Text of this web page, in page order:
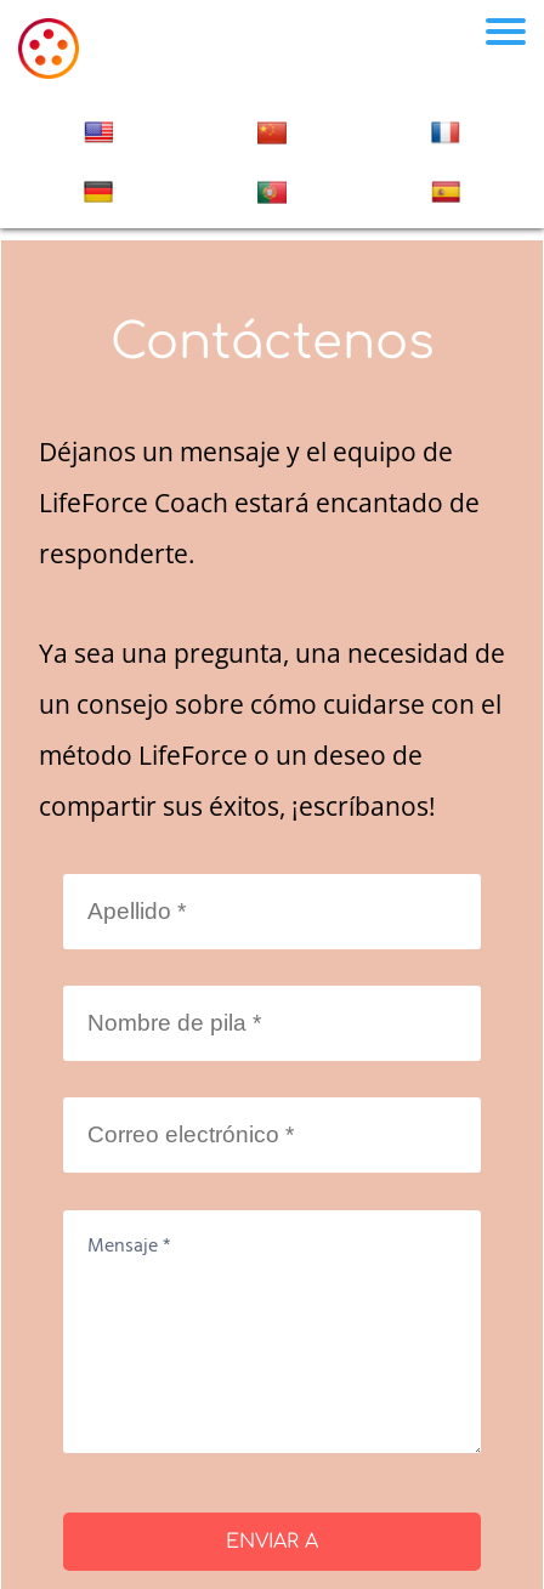
Contáctenos
Déjanos un mensaje y el equipo de
LifeForce Coach estará encantado de
responderte.
Ya sea una pregunta, una necesidad de
un consejo sobre cómo cuidarse con el
método LifeForce o un deseo de
compartir sus éxitos, ¡escríbanos!
ENVIAR A